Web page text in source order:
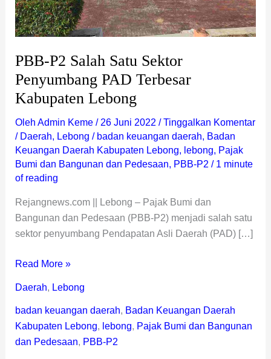
PBB-P2 Salah Satu Sektor
Penyumbang PAD Terbesar
Kabupaten Lebong
Oleh Admin Keme / 26 Juni 2022 /Tinggalkan Komentar
/ Daerah, Lebong / badan keuangan daerah, Badan
Keuangan Daerah Kabupaten Lebong, lebong, Pajak
Bumi dan Bangunan dan Pedesaan, PBB-P2 / 1 minute
of reading
Rejangnews.com || Lebong – Pajak Bumi dan
Bangunan dan Pedesaan (PBB-P2) menjadi salah satu
sektor penyumbang Pendapatan Asli Daerah (PAD) […]
Lebong
Read More »
Daerah, Lebong
badan keuangan daerah, Badan Keuangan Daerah
Kabupaten Lebong, lebong, Pajak Bumi dan Bangunan
dan Pedesaan, PBB-P2